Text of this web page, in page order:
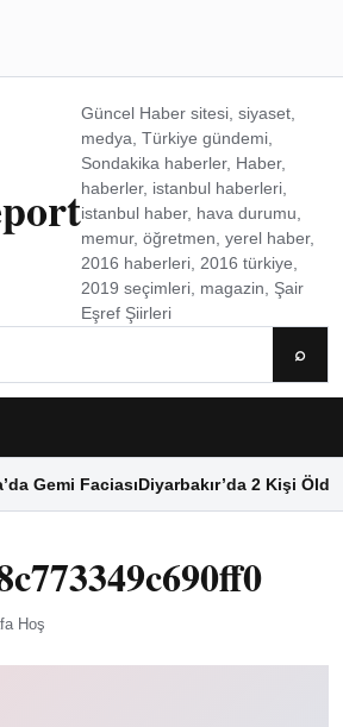
Güncel Haber sitesi, siyaset,
medya, Türkiye gündemi,
Sondakika haberler, Haber,
haberler, istanbul haberleri,
istanbul haber, hava durumu,
memur, öğretmen, yerel haber,
2016 haberleri, 2016 türkiye,
2019 seçimleri, magazin, Şair
Eşref Şiirleri
⌕
Gemi FaciasıDiyarbakır’da 2 Kişi Öldü
Hoş